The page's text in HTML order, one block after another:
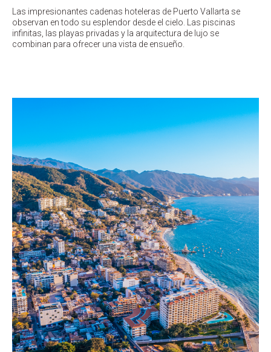
Las impresionantes cadenas hoteleras de Puerto Vallarta se
observan en todo su esplendor desde el cielo. Las piscinas
infinitas, las playas privadas y la arquitectura de lujo se
combinan para ofrecer una vista de ensueño.